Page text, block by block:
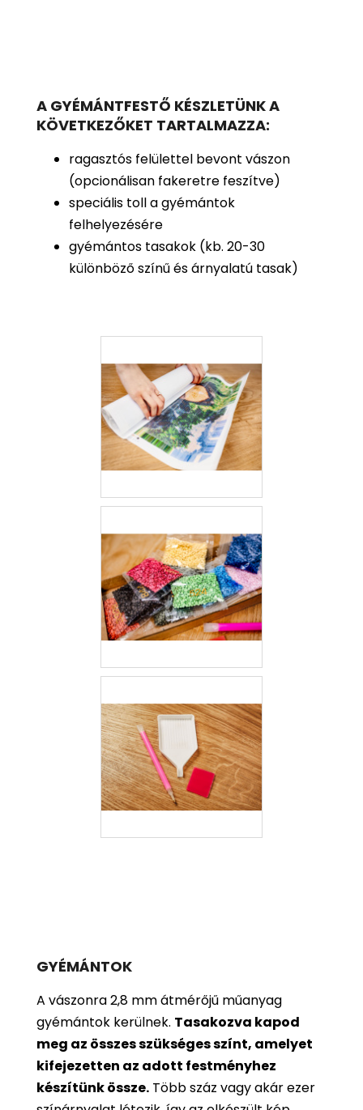
A GYÉMÁNTFESTŐ KÉSZLETÜNK A
KÖVETKEZŐKET TARTALMAZZA:
ragasztós felülettel bevont vászon
(opcionálisan fakeretre feszítve)
speciális toll a gyémántok
felhelyezésére
gyémántos tasakok (kb. 20-30
különböző színű és árnyalatú tasak)
GYÉMÁNTOK
A vászonra 2,8 mm átmérőjű műanyag
gyémántok kerülnek. Tasakozva kapod
meg az összes szükséges színt, amelyet
kifejezetten az adott festményhez
készítünk össze. Több száz vagy akár ezer